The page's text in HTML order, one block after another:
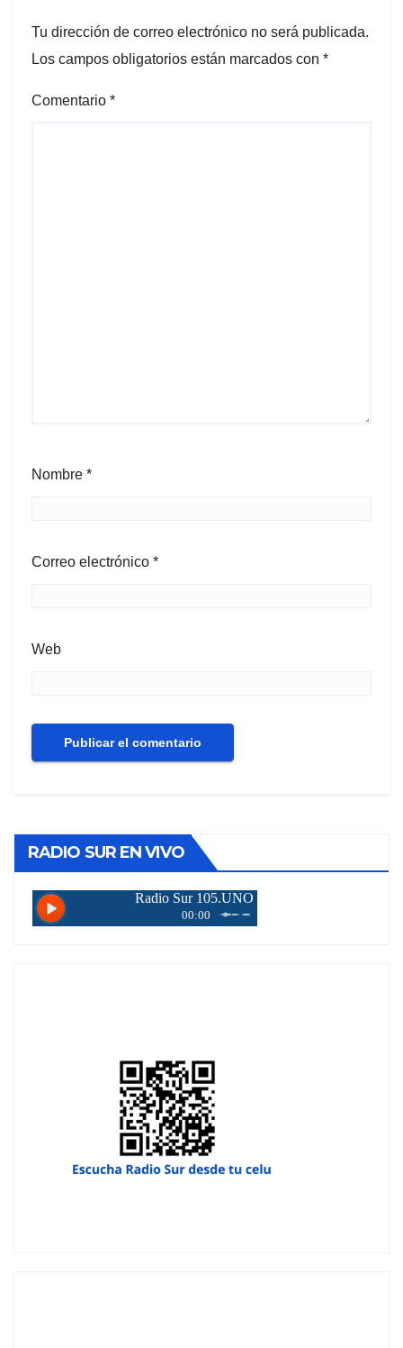
Tu dirección de correo electrónico no será publicada.
Los campos obligatorios están marcados con *
Comentario *
Nombre *
Correo electrónico *
Web
RADIO SUR EN VIVO